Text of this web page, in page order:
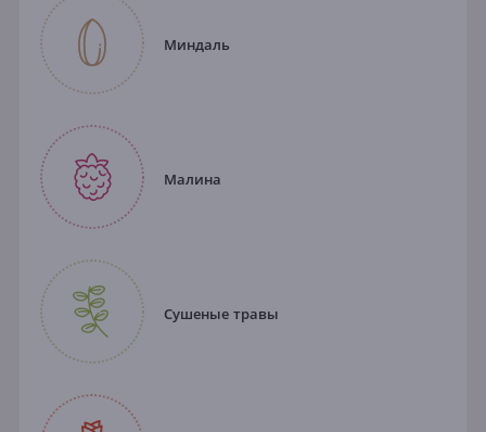
Миндаль
Малина
Сушеные травы